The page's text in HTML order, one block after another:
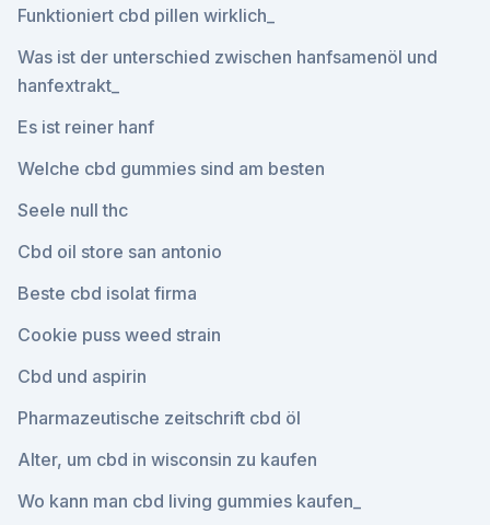
Funktioniert cbd pillen wirklich_
Was ist der unterschied zwischen hanfsamenöl und
hanfextrakt_
Es ist reiner hanf
Welche cbd gummies sind am besten
Seele null thc
Cbd oil store san antonio
Beste cbd isolat firma
Cookie puss weed strain
Cbd und aspirin
Pharmazeutische zeitschrift cbd öl
Alter, um cbd in wisconsin zu kaufen
Wo kann man cbd living gummies kaufen_